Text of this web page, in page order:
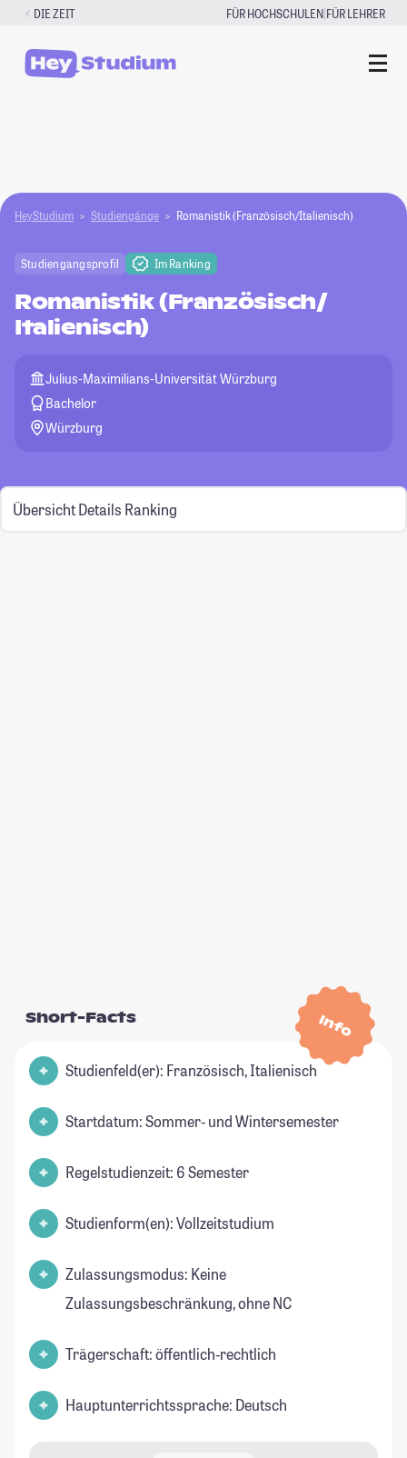
Zum
springen
DIE ZEIT FÜR HOCHSCHULEN|FÜR LEHRER
HeyStudium Studiengänge Romanistik (Französisch/Italienisch)
Studiengangsprofil Im Ranking
Romanistik (Französisch/
Italienisch)
Julius-Maximilians-Universität Würzburg
Bachelor
Würzburg
Übersicht Details Ranking
Info
Short-Facts
Studienfeld(er): Französisch, Italienisch
Startdatum: Sommer- und Wintersemester
Regelstudienzeit: 6 Semester
Studienform(en): Vollzeitstudium
Zulassungsmodus: Keine
Zulassungsbeschränkung, ohne NC
Trägerschaft: öffentlich-rechtlich
Hauptunterrichtssprache: Deutsch